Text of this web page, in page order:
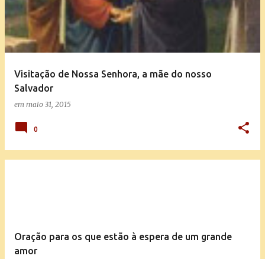
t
a
g
Visitação de Nossa Senhora, a mãe do nosso
Salvador
em maio 31, 2015
0
Oração para os que estão à espera de um grande
amor